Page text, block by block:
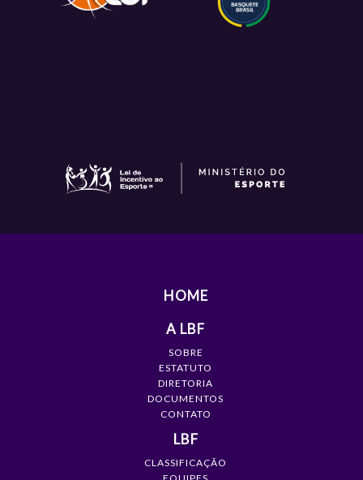
HOME
A LBF
SOBRE
ESTATUTO
DIRETORIA
DOCUMENTOS
CONTATO
LBF
CLASSIFICAÇÃO